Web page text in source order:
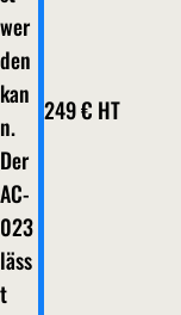
wer
den
kan
n.
Der
AC-
023
läss
t
249 € HT